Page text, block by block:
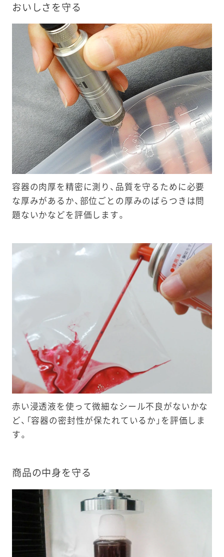
おいしさを守る
容器の肉厚を精密に測り、品質を守るために必要
な厚みがあるか、部位ごとの厚みのばらつきは問
題ないかなどを評価します。
赤い浸透液を使って微細なシール不良がないかな
ど、「容器の密封性が保たれているか」を評価しま
す。
商品の中身を守る